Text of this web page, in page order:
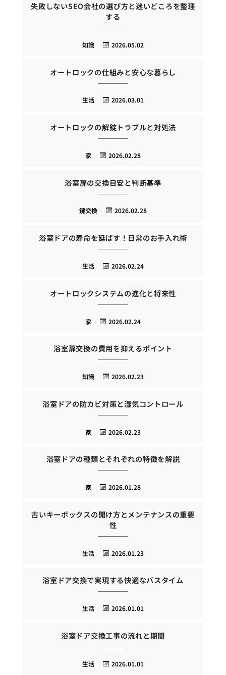
失敗しないSEO会社の選び方と迷いどころを整理
する
2026.05.02
知識
オートロックの仕組みと安心な暮らし
2026.03.01
生活
オートロックの解錠トラブルと対処法
2026.02.28
家
浴室扉の交換目安と判断基準
2026.02.28
鍵交換
浴室ドアの寿命を延ばす！日常のお手入れ術
2026.02.24
生活
オートロックシステムの進化と将来性
2026.02.24
家
浴室扉交換の費用を抑えるポイント
2026.02.23
知識
浴室ドアの防カビ対策と湿気コントロール
2026.02.23
家
浴室ドアの種類とそれぞれの特徴を解説
2026.01.28
家
古いキーボックスの開け方とメンテナンスの重要
性
2026.01.23
生活
浴室ドア交換で実現する快適なバスタイム
2026.01.01
生活
浴室ドア交換工事の流れと期間
2026.01.01
生活